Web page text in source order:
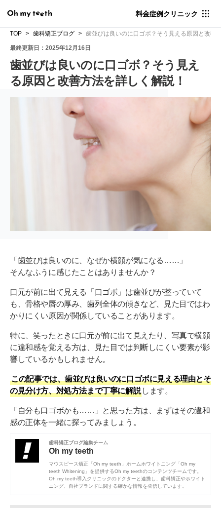
料金症例クリニック
TOP 歯科矯正ブログ 歯並びは良いのに口ゴボ？そう見える原因と改善
最終更新日：2025年12月16日
歯並びは良いのに口ゴボ？そう見え
る原因と改善方法を詳しく解説！
「歯並びは良いのに、なぜか横顔が気になる……」
そんなふうに感じたことはありませんか？
口元が前に出て見える「口ゴボ」は歯並びが整っていて
も、骨格や唇の厚み、歯列全体の傾きなど、見た目ではわ
かりにくい原因が関係していることがあります。
特に、笑ったときに口元が前に出て見えたり、写真で横顔
に違和感を覚える方は、見た目では判断しにくい要素が影
響しているかもしれません。
この記事では、歯並びは良いのに口ゴボに見える理由とそ
の見分け方、対処方法まで丁寧に解説 します。
「自分も口ゴボかも……」と思った方は、まずはその違和
感の正体を一緒に探ってみましょう。
歯科矯正ブログ編集チーム
Oh my teeth
マウスピース矯正「Oh my teeth」ホームホワイトニング「Oh my
teeth Whitening」を提供するOh my teethのコンテンツチームです。
Oh my teeth導入クリニックのドクターと連携し、歯科矯正やホワイト
ニング、自社ブランドに関する確かな情報を発信しています。